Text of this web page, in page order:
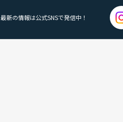
最新の情報は公式SNSで発信中！